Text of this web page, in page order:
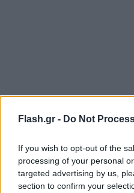
Flash.gr - Do Not
If you wish to opt-out of the
processing of your personal
targeted advertising by us,
section to confirm your
Μιλώντας για τη δική
θεραπεία της για τον
δύσκολη περίοδος όχι